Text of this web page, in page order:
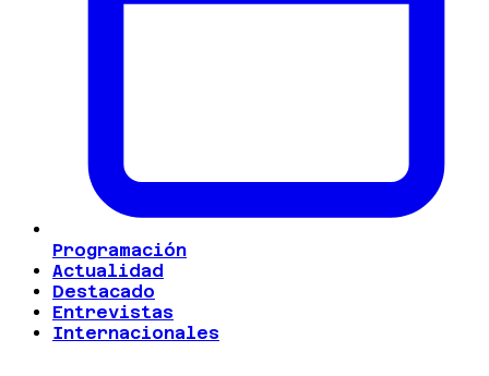
Programación
Actualidad
Destacado
Entrevistas
Internacionales